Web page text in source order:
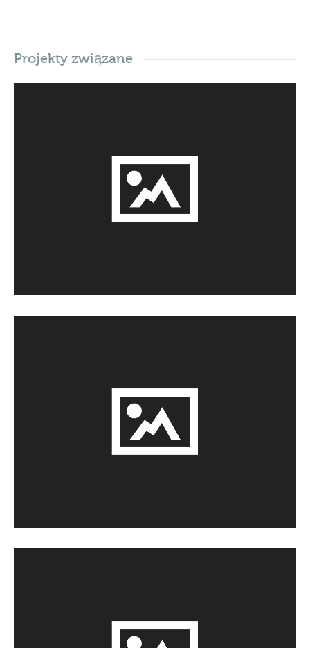
Projekty związane